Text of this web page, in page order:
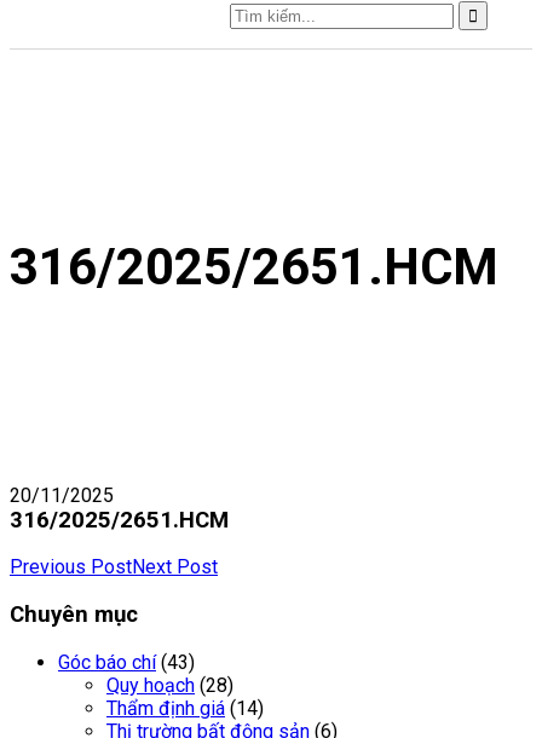
316/2025/2651.HCM
20/11/2025
316/2025/2651.HCM
Previous PostNext Post
Chuyên mục
Góc báo chí (43)
Quy hoạch (28)
Thẩm định giá (14)
Thị trường bất động sản (6)